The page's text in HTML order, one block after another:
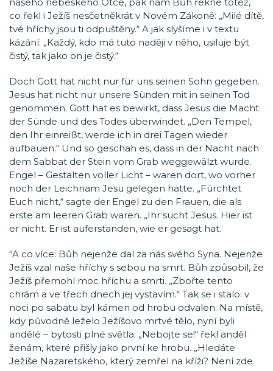
co řekl i Ježíš nesčetněkrát v Novém Zákoně: „Milé dítě,
tvé hříchy jsou ti odpuštěny.“ A jak slyšíme i v textu
kázání: „Každý, kdo má tuto naději v něho, usiluje být
čistý, tak jako on je čistý.“
Doch Gott hat nicht nur für uns seinen Sohn gegeben.
Jesus hat nicht nur unsere Sünden mit in seinen Tod
genommen. Gott hat es bewirkt, dass Jesus die Macht
der Sünde und des Todes überwindet. „Den Tempel,
den Ihr einreißt, werde ich in drei Tagen wieder
aufbauen.“ Und so geschah es, dass in der Nacht nach
dem Sabbat der Stein vom Grab weggewälzt wurde.
Engel – Gestalten voller Licht – waren dort, wo vorher
noch der Leichnam Jesu gelegen hatte. „Fürchtet
Euch nicht,“ sagte der Engel zu den Frauen, die als
erste am leeren Grab waren. „Ihr sucht Jesus. Hier ist
er nicht. Er ist auferstanden, wie er gesagt hat.
“A co více: Bůh nejenže dal za nás svého Syna. Nejenže
Ježíš vzal naše hříchy s sebou na smrt. Bůh způsobil, že
Ježíš přemohl moc hříchu a smrti. „Zbořte tento
chrám a ve třech dnech jej vystavím.“ Tak se i stalo: v
noci po sabatu byl kámen od hrobu odvalen. Na místě,
kdy původně leželo Ježíšovo mrtvé tělo, nyní byli
andělé – bytosti plné světla. „Nebojte se!“ řekl anděl
ženám, které přišly jako první ke hrobu. „Hledáte
Ježíše Nazaretského, který zemřel na kříži? Není zde.